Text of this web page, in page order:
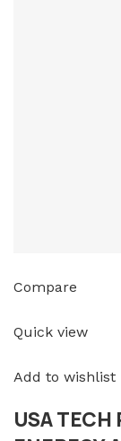
Compare
Quick view
Add to wishlist
USA